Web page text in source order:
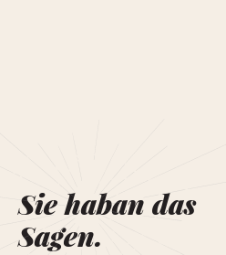
Sie haban das
Sagen.